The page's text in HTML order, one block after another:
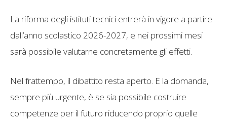
La riforma degli istituti tecnici entrerà in vigore a partire
dall’anno scolastico 2026-2027, e nei prossimi mesi
sarà possibile valutarne concretamente gli effetti.
Nel frattempo, il dibattito resta aperto. E la domanda,
sempre più urgente, è se sia possibile costruire
competenze per il futuro riducendo proprio quelle